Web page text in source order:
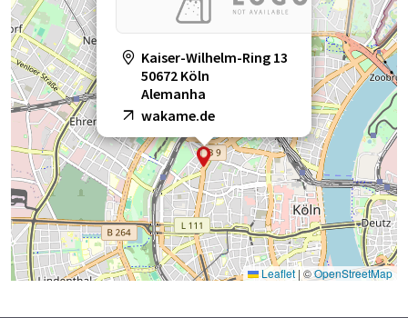
Kaiser-Wilhelm-Ring 13
50672 Köln
Alemanha
wakame.de
Leaflet | ©OpenStreetMap